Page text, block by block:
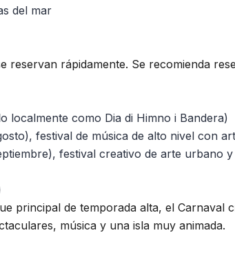
del mar
reservan rápidamente. Se recomienda
localmente como Dia di Himno i Bandera)
festival de música de alto nivel con
festival creativo de arte urbano
principal de temporada alta, el Carnaval
música y una isla muy animada.